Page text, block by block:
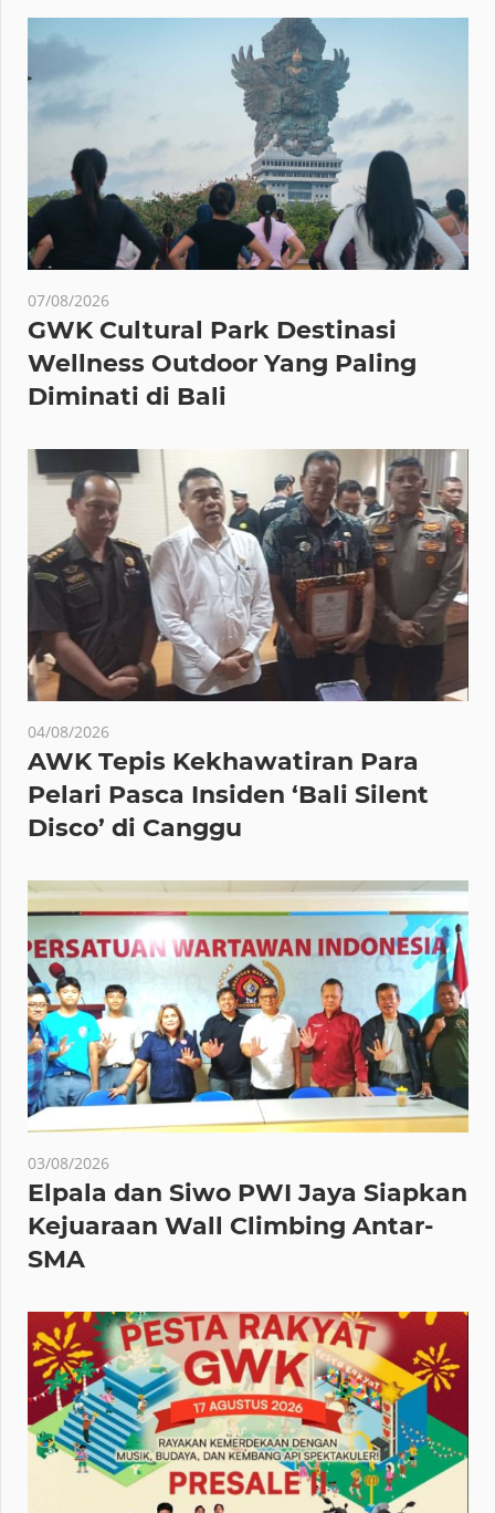
07/08/2026
GWK Cultural Park Destinasi
Wellness Outdoor Yang Paling
Diminati di Bali
04/08/2026
AWK Tepis Kekhawatiran Para
Pelari Pasca Insiden ‘Bali Silent
Disco’ di Canggu
03/08/2026
Elpala dan Siwo PWI Jaya Siapkan
Kejuaraan Wall Climbing Antar-
SMA